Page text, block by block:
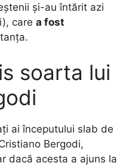
și-au întărit azi
care a fost
soarta lui
ai începutului slab de
Bergodi,
dacă acesta a ajuns la